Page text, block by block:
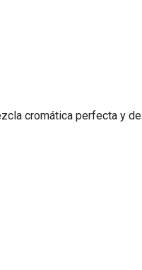
cromática perfecta y de